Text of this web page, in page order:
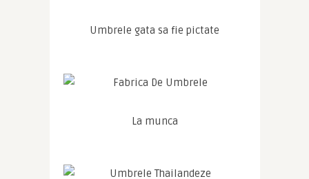
Umbrele gata sa fie pictate
La munca